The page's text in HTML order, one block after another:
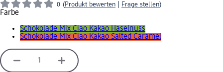
0 (Produkt bewerten Frage stellen)
Farbe
Schokolade Mix Ciao Kakao Haselnuss
Schokolade Mix Ciao Kakao Salted Caramel